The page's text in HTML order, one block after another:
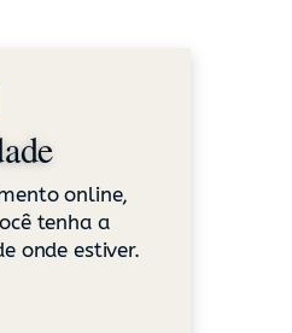
online,
tenha a
onde estiver.